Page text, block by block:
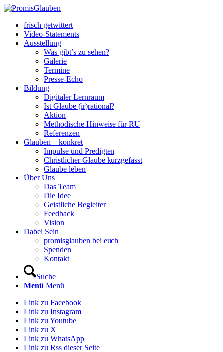
frisch getwittert
Video-Statements
Ausstellung
Was gibt’s zu sehen?
Galerie
Termine
Presse-Echo
Bildung
Digitaler Lernraum
Ist Glaube (ir)rational?
Aktion
Methodische Hinweise für RU
Referenzen
Glauben – konkret
Impulse und Predigten
Christlicher Glaube kurzgefasst
Glaube leben
Über Uns
Das Team
Die Idee
Geistliche Begleiter
Feedback
Vision
Dabei Sein
promisglauben bei euch
Spenden
Kontakt
Suche
Menü Menü
Link zu Facebook
Link zu Instagram
Link zu Youtube
Link zu X
Link zu WhatsApp
Link zu Rss dieser Seite